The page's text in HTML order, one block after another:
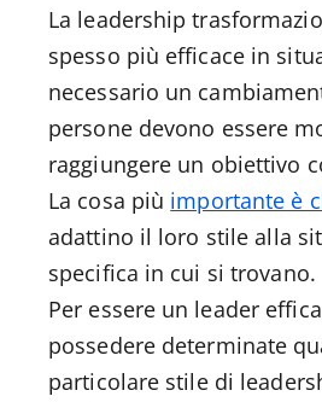
La leadership
spesso più efficace in
necessario un
persone devono essere
raggiungere un obiettivo
La cosa più importante è
adattino il loro stile alla
specifica in cui si trovano.
Per essere un leader
possedere determinate
particolare stile di